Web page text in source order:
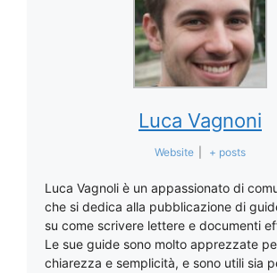
Luca Vagnoni
Website + posts
Luca Vagnoli è un appassionato di
che si dedica alla pubblicazione di
su come scrivere lettere e documenti
Le sue guide sono molto apprezzate
chiarezza e semplicità, e sono utili sia